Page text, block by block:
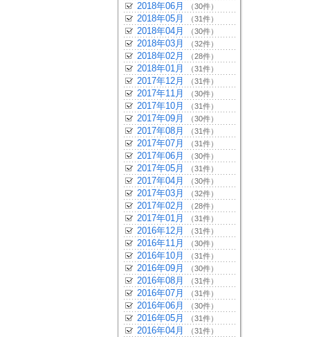
2018年06月 （30件）
2018年05月 （31件）
2018年04月 （30件）
2018年03月 （32件）
2018年02月 （28件）
2018年01月 （31件）
2017年12月 （31件）
2017年11月 （30件）
2017年10月 （31件）
2017年09月 （30件）
2017年08月 （31件）
2017年07月 （31件）
2017年06月 （30件）
2017年05月 （31件）
2017年04月 （30件）
2017年03月 （32件）
2017年02月 （28件）
2017年01月 （31件）
2016年12月 （31件）
2016年11月 （30件）
2016年10月 （31件）
2016年09月 （30件）
2016年08月 （31件）
2016年07月 （31件）
2016年06月 （30件）
2016年05月 （31件）
2016年04月 （31件）